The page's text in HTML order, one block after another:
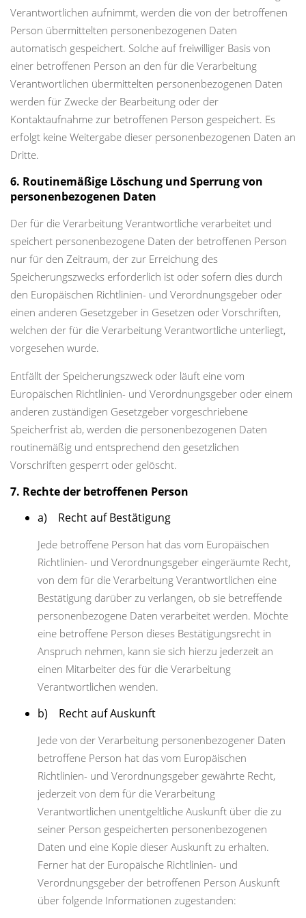
Verantwortlichen aufnimmt, werden die von der betroffenen
Person übermittelten personenbezogenen Daten
automatisch gespeichert. Solche auf freiwilliger Basis von
einer betroffenen Person an den für die Verarbeitung
Verantwortlichen übermittelten personenbezogenen Daten
werden für Zwecke der Bearbeitung oder der
Kontaktaufnahme zur betroffenen Person gespeichert. Es
erfolgt keine Weitergabe dieser personenbezogenen Daten an
Dritte.
6. Routinemäßige Löschung und Sperrung von
personenbezogenen Daten
Der für die Verarbeitung Verantwortliche verarbeitet und
speichert personenbezogene Daten der betroffenen Person
nur für den Zeitraum, der zur Erreichung des
Speicherungszwecks erforderlich ist oder sofern dies durch
den Europäischen Richtlinien- und Verordnungsgeber oder
einen anderen Gesetzgeber in Gesetzen oder Vorschriften,
welchen der für die Verarbeitung Verantwortliche unterliegt,
vorgesehen wurde.
Entfällt der Speicherungszweck oder läuft eine vom
Europäischen Richtlinien- und Verordnungsgeber oder einem
anderen zuständigen Gesetzgeber vorgeschriebene
Speicherfrist ab, werden die personenbezogenen Daten
routinemäßig und entsprechend den gesetzlichen
Vorschriften gesperrt oder gelöscht.
7. Rechte der betroffenen Person
a) Recht auf Bestätigung
Jede betroffene Person hat das vom Europäischen
Richtlinien- und Verordnungsgeber eingeräumte Recht,
von dem für die Verarbeitung Verantwortlichen eine
Bestätigung darüber zu verlangen, ob sie betreffende
personenbezogene Daten verarbeitet werden. Möchte
eine betroffene Person dieses Bestätigungsrecht in
Anspruch nehmen, kann sie sich hierzu jederzeit an
einen Mitarbeiter des für die Verarbeitung
Verantwortlichen wenden.
b) Recht auf Auskunft
Jede von der Verarbeitung personenbezogener Daten
betroffene Person hat das vom Europäischen
Richtlinien- und Verordnungsgeber gewährte Recht,
jederzeit von dem für die Verarbeitung
Verantwortlichen unentgeltliche Auskunft über die zu
seiner Person gespeicherten personenbezogenen
Daten und eine Kopie dieser Auskunft zu erhalten.
Ferner hat der Europäische Richtlinien- und
Verordnungsgeber der betroffenen Person Auskunft
über folgende Informationen zugestanden: